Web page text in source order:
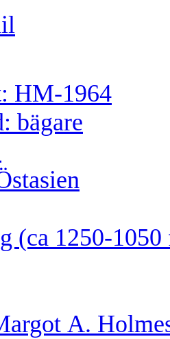
HM-1964
bägare
(ca 1250-
A.